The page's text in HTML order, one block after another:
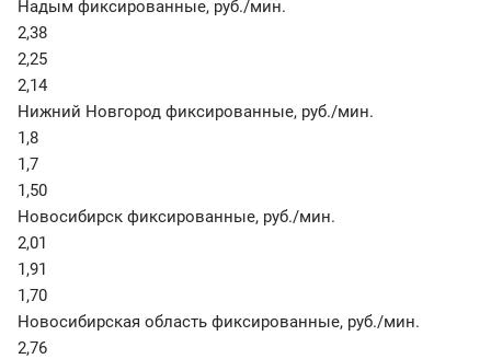
Надым фиксированные, руб./мин.
2,38
2,25
2,14
Нижний Новгород фиксированные, руб./мин.
1,8
1,7
1,50
Новосибирск фиксированные, руб./мин.
2,01
1,91
1,70
Новосибирская область фиксированные, руб./мин.
2,76